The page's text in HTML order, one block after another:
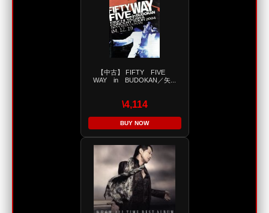
【中古】 FIFTY FIVE
WAY in BUDOKAN／矢...
\4,114
BUY NOW